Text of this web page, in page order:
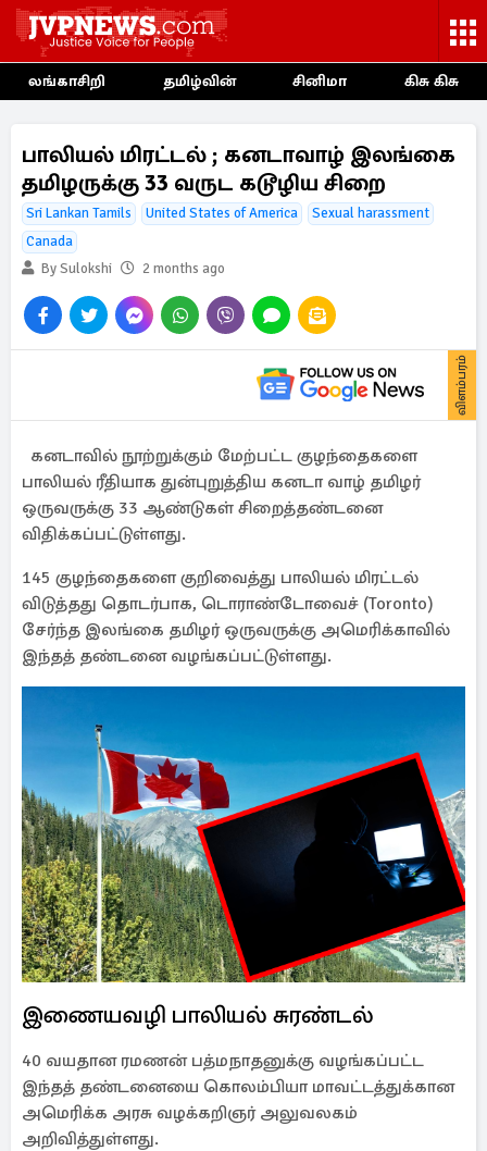
லங்காசிறி தமிழ்வின் சினிமா கிசு கிசு
பாலியல் மிரட்டல் ; கனடாவாழ் இலங்கை
தமிழருக்கு 33 வருட கடூழிய சிறை
Sri Lankan Tamils United States of America
Sexual harassment
Canada
By Sulokshi
2 months ago
விளம்பரம்
கனடாவில் நூற்றுக்கும் மேற்பட்ட குழந்தைகளை
பாலியல் ரீதியாக துன்புறுத்திய கனடா வாழ் தமிழர்
ஒருவருக்கு 33 ஆண்டுகள் சிறைத்தண்டனை
விதிக்கப்பட்டுள்ளது.
145 குழந்தைகளை குறிவைத்து பாலியல் மிரட்டல்
விடுத்தது தொடர்பாக, டொராண்டோவைச் (Toronto)
சேர்ந்த இலங்கை தமிழர் ஒருவருக்கு அமெரிக்காவில்
இந்தத் தண்டனை வழங்கப்பட்டுள்ளது.
இணையவழி பாலியல் சுரண்டல்
40 வயதான ரமணன் பத்மநாதனுக்கு வழங்கப்பட்ட
இந்தத் தண்டனையை கொலம்பியா மாவட்டத்துக்கான
அமெரிக்க அரசு வழக்கறிஞர் அலுவலகம்
அறிவித்துள்ளது.